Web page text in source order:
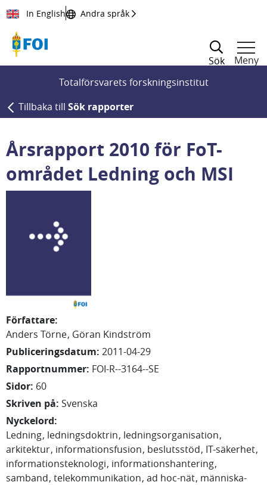
Till innehållet
In English Andra språk
Sök
Meny
Totalförsvarets forskningsinstitut
Tillbaka till Sök rapporter
Årsrapport 2010 för FoT-
området Ledning och MSI
Författare:
Anders Törne Göran Kindström
Publiceringsdatum: 2011-04-29
Rapportnummer: FOI-R--3164--SE
Sidor: 60
Skriven på: Svenska
Nyckelord:
Ledning ledningsdoktrin ledningsorganisation
arkitektur informationsfusion beslutsstöd IT-säkerhet
informationsteknologi informationshantering
samband telekommunikation ad hoc-nät människa-